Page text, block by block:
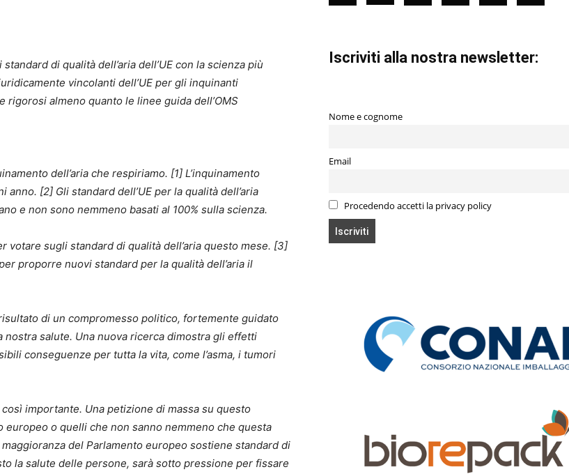
di qualità dell’aria dell’UE con la scienza più
vincolanti dell’UE per gli inquinanti
almeno quanto le linee guida dell’OMS
dell’aria che respiriamo. [1] L’inquinamento
[2] Gli standard dell’UE per la qualità dell’aria
e non sono nemmeno basati al 100% sulla scienza.
votare sugli standard di qualità dell’aria questo mese. [3]
proporre nuovi standard per la qualità dell’aria il
di un compromesso politico, fortemente guidato
salute. Una nuova ricerca dimostra gli effetti
conseguenze per tutta la vita, come l’asma, i tumori
importante. Una petizione di massa su questo
o quelli che non sanno nemmeno che questa
del Parlamento europeo sostiene standard di
la salute delle persone, sarà sotto pressione per fissare
Iscriviti alla nostra newsletter:
Nome e cognome
Email
Procedendo accetti la privacy policy